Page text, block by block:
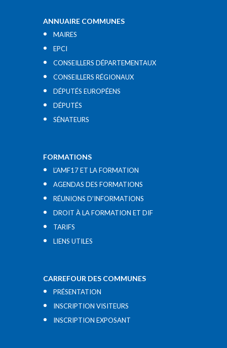
ANNUAIRE COMMUNES
MAIRES
EPCI
CONSEILLERS DÉPARTEMENTAUX
CONSEILLERS RÉGIONAUX
DÉPUTÉS EUROPÉENS
DÉPUTÉS
SÉNATEURS
FORMATIONS
L’AMF17 ET LA FORMATION
AGENDAS DES FORMATIONS
RÉUNIONS D’INFORMATIONS
DROIT À LA FORMATION ET DIF
TARIFS
LIENS UTILES​
CARREFOUR DES COMMUNES
PRÉSENTATION
INSCRIPTION VISITEURS
INSCRIPTION EXPOSANT